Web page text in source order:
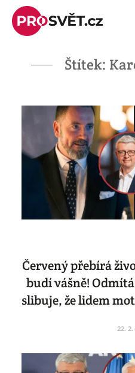
Skip
content
Štítek:
Červený přebírá
budí vášně!
slibuje, že lidem
22.